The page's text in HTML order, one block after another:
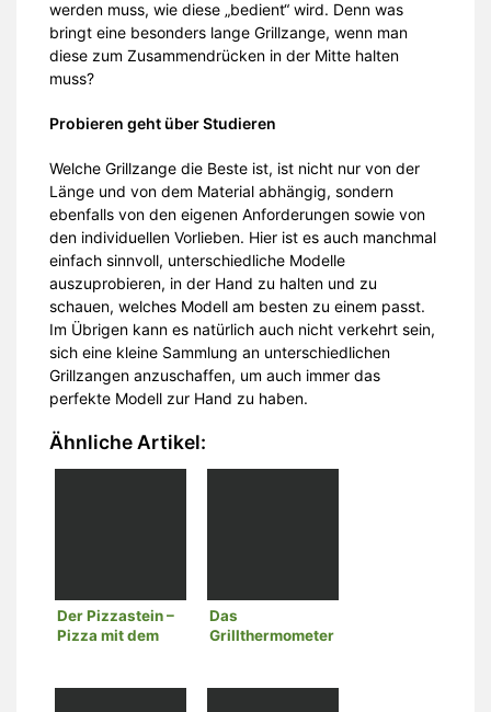
werden muss, wie diese „bedient“ wird. Denn was
bringt eine besonders lange Grillzange, wenn man
diese zum Zusammendrücken in der Mitte halten
muss?
Probieren geht über Studieren
Welche Grillzange die Beste ist, ist nicht nur von der
Länge und von dem Material abhängig, sondern
ebenfalls von den eigenen Anforderungen sowie von
den individuellen Vorlieben. Hier ist es auch manchmal
einfach sinnvoll, unterschiedliche Modelle
auszuprobieren, in der Hand zu halten und zu
schauen, welches Modell am besten zu einem passt.
Im Übrigen kann es natürlich auch nicht verkehrt sein,
sich eine kleine Sammlung an unterschiedlichen
Grillzangen anzuschaffen, um auch immer das
perfekte Modell zur Hand zu haben.
Ähnliche Artikel:
Der Pizzastein –
Pizza mit dem
Das
Grillthermometer